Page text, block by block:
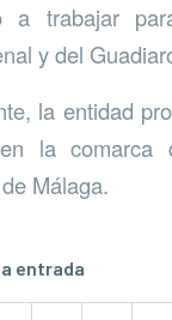
a trabajar
y del
la entidad
la comarca
Málaga.
entrada